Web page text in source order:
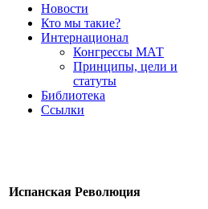
Новости
Кто мы такие?
Интернационал
Конгрессы МАТ
Принципы, цели и
статуты
Библиотека
Ссылки
Испанская Революция